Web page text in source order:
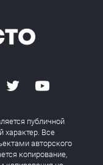
публичной
характер. Все
авторского
копирование,